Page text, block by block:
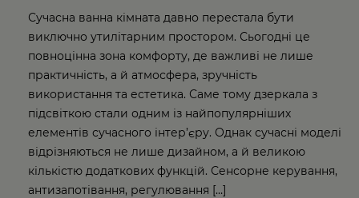
Сучасна ванна кімната давно перестала бути
виключно утилітарним простором. Сьогодні це
повноцінна зона комфорту, де важливі не лише
практичність, а й атмосфера, зручність
використання та естетика. Саме тому дзеркала з
підсвіткою стали одним із найпопулярніших
елементів сучасного інтер’єру. Однак сучасні моделі
відрізняються не лише дизайном, а й великою
кількістю додаткових функцій. Сенсорне керування,
антизапотівання, регулювання […]